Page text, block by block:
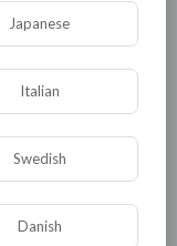
События
Japanese
Italian
Swedish
Danish